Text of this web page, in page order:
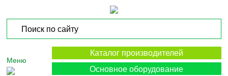
Меню
Каталог производителей
Основное оборудование